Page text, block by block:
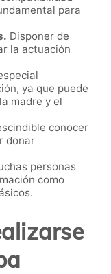
para
Disponer de
la actuación
ya que puede
madre y el
conocer
donar
personas
como